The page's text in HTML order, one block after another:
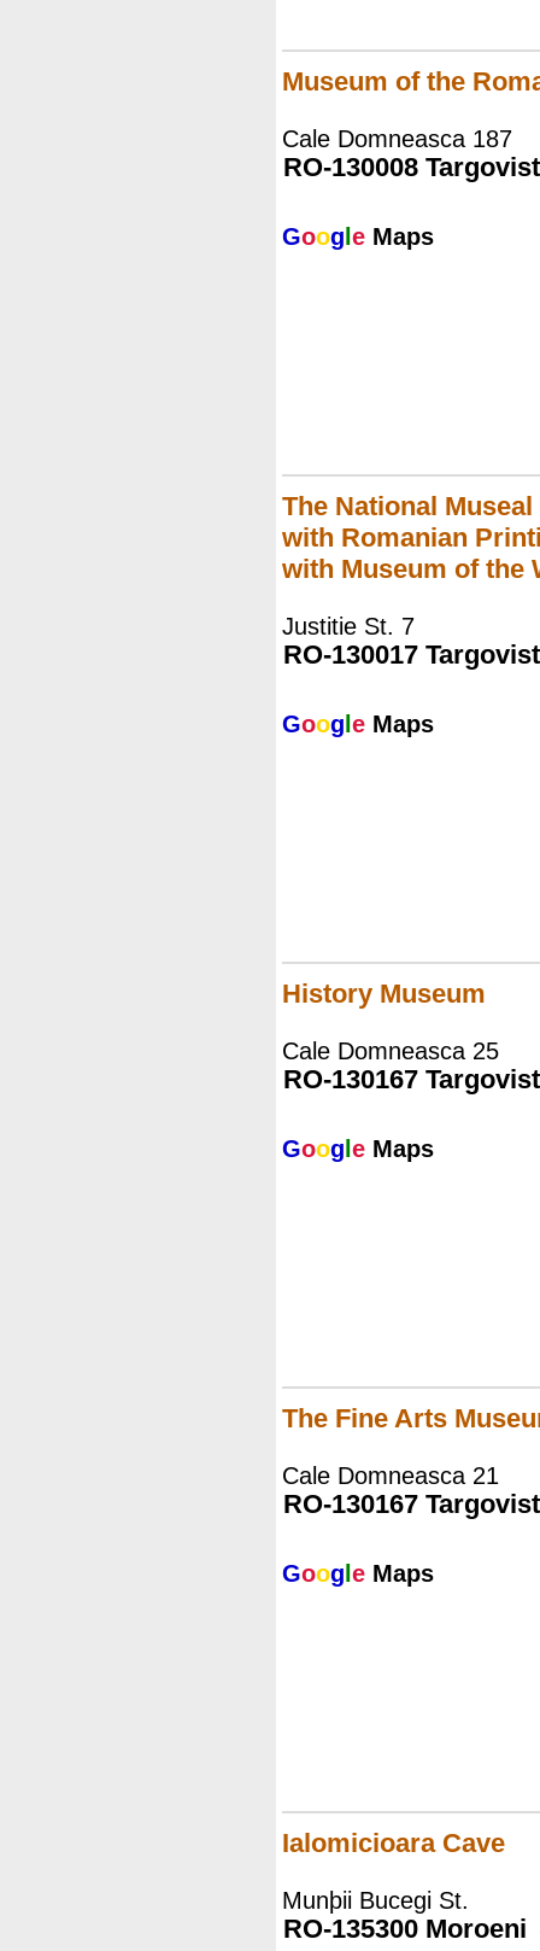
Museum of the
Cale Domneasca 187
RO-130008
Goog e Maps
The National
with Romanian
with Museum of the
Justitie St. 7
RO-130017
Goog e Maps
History Museum
Cale Domneasca 25
RO-130167
Goog e Maps
The Fine Arts
Cale Domneasca 21
RO-130167
Goog e Maps
Ialomicioara Cave
Munþii Bucegi St.
RO-135300 Moroeni